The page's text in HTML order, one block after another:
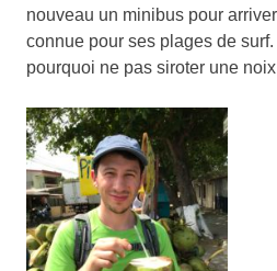
nouveau un minibus pour
connue pour ses plages de
pourquoi ne pas siroter une